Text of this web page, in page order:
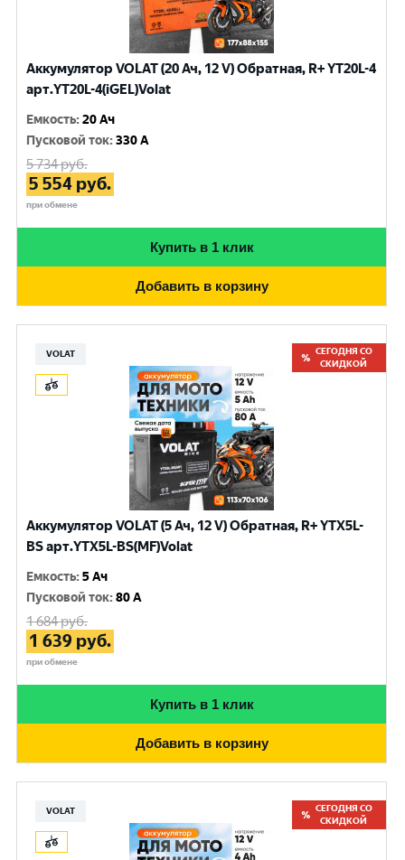
Аккумулятор VOLAT (20 Ач, 12 V) Обратная, R+ YT20L-4
арт.YT20L-4(iGEL)Volat
Емкость:20 Ач
Пусковой ток:330 A
5 734руб.
5 554 руб.
при обмене
Купить в 1 клик
Добавить в корзину
VOLAT
СЕГОДНЯ СО
СКИДКОЙ
Аккумулятор VOLAT (5 Ач, 12 V) Обратная, R+ YTX5L-
BS арт.YTX5L-BS(MF)Volat
Емкость:5 Ач
Пусковой ток:80 A
1 684руб.
1 639 руб.
при обмене
Купить в 1 клик
Добавить в корзину
VOLAT
СЕГОДНЯ СО
СКИДКОЙ